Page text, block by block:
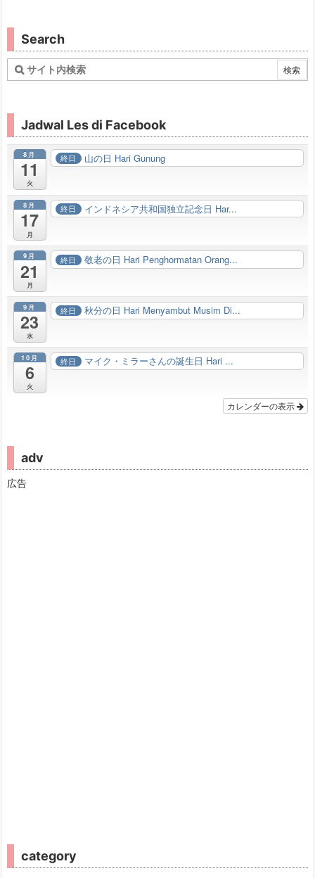
Search
Jadwal Les di Facebook
8月
11
火
終日 山の日 Hari Gunung
8月
17
月
終日 インドネシア共和国独立記念日 Har...
9月
21
月
終日 敬老の日 Hari Penghormatan Orang...
9月
23
水
終日 秋分の日 Hari Menyambut Musim Di...
10月
6
火
終日 マイク・ミラーさんの誕生日 Hari ...
カレンダーの表示
adv
広告
category